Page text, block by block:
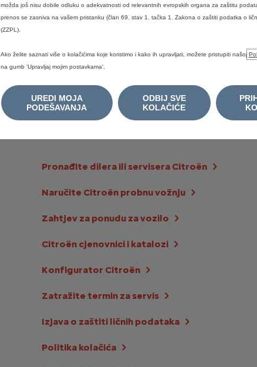
Citroën C3 Aircross osvojio prestižnu titulu
KORISNI
LINKOVI
Pronađite dilera ili servisera Citroën
Naručite Citroën probnu vožnju
Zahtjev za ponudu za vozilo
Citroën cjenovnici i katalozi
Konfigurator Citroën
Zatražite termin za servis
Izjava o zaštiti ličnih podataka
Politika kolačića
možda još nisu dobile odluku o adekvatnosti od relevantnih evropskih organa za zaštitu
prenos se zasniva na vašem pristanku (član 69. stav 1. tačka 1. Zakona o zaštiti podatka o
(ZZPL).
Ako želite saznati više o kolačićima koje koristimo i kako ih upravljati, možete pristupiti našoj
na gumb 'Upravljaj mojim postavkama'.
UREDI MOJA
PODEŠAVANJA
ODBIJ SVE
KOLAČIĆE